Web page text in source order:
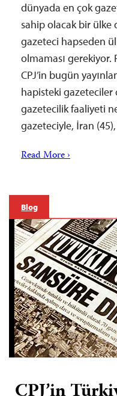
dünyada en çok
sahip olacak bir ülke
gazeteci hapseden
olmaması gerekiyor.
CPJ’in bugün
hapisteki gazeteciler
gazetecilik faaliyeti
gazeteciyle, İran
Read More ›
Blog